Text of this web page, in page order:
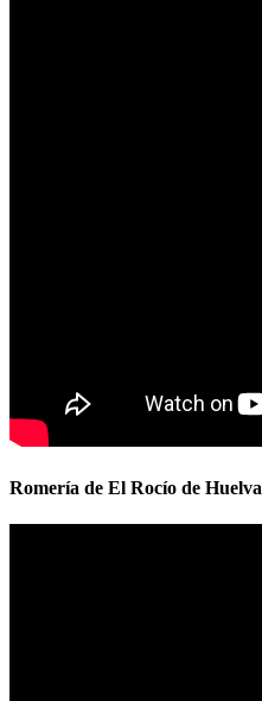
Romería de El Rocío de Huelva